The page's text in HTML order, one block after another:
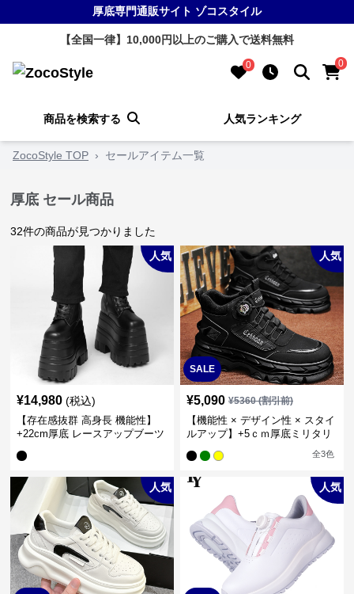
厚底専門通販サイト ゾコスタイル
【全国一律】10,000円以上のご購入で送料無料
0 0
商品を検索する 人気ランキング
ZocoStyle TOP › セールアイテム一覧
厚底 セール商品
32件の商品が見つかりました
人気
¥14,980 (税込)
【存在感抜群 高身長 機能性】
+22cm厚底 レースアップブーツ
SALE
人気
¥5,090 ¥5360(割引前)
【機能性 × デザイン性 × スタイ
ルアップ】+5ｃｍ厚底ミリタリ
全3色
人気 人気